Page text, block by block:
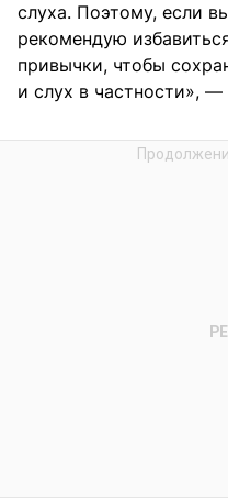
слуха. Поэтому, если
рекомендую
привычки, чтобы
и слух в частности»,